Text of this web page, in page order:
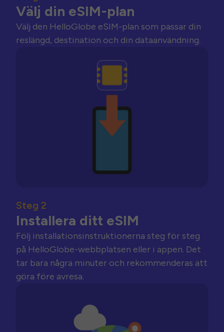
Välj din eSIM-plan
Välj den HelloGlobe eSIM-plan som passar din
reslängd, destination och din dataanvändning.
Steg 2
Installera ditt eSIM
Följ installationsinstruktionerna steg för steg
på HelloGlobe-webbplatsen eller i appen. Det
tar bara några minuter och rekommenderas att
göra före avresa.